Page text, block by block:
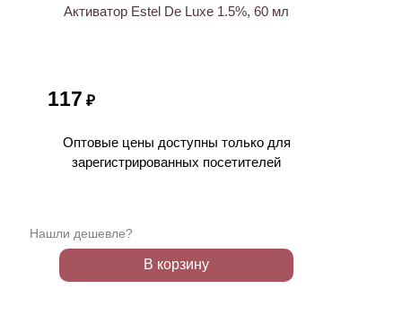
Активатор Estel De Luxe 1.5%, 60 мл
117 ₽
Оптовые цены доступны только для
зарегистрированных посетителей
Нашли дешевле?
В корзину